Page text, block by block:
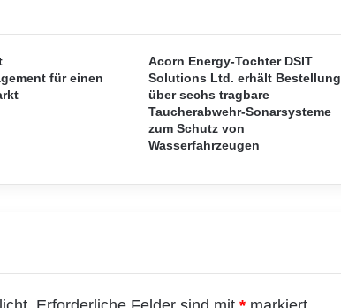
B
u
r
für einen
Acorn Energy-Tochter DSIT
Solutions Ltd. erhält Bestellung
über sechs tragbare
Taucherabwehr-Sonarsysteme
zum Schutz von
Wasserfahrzeugen